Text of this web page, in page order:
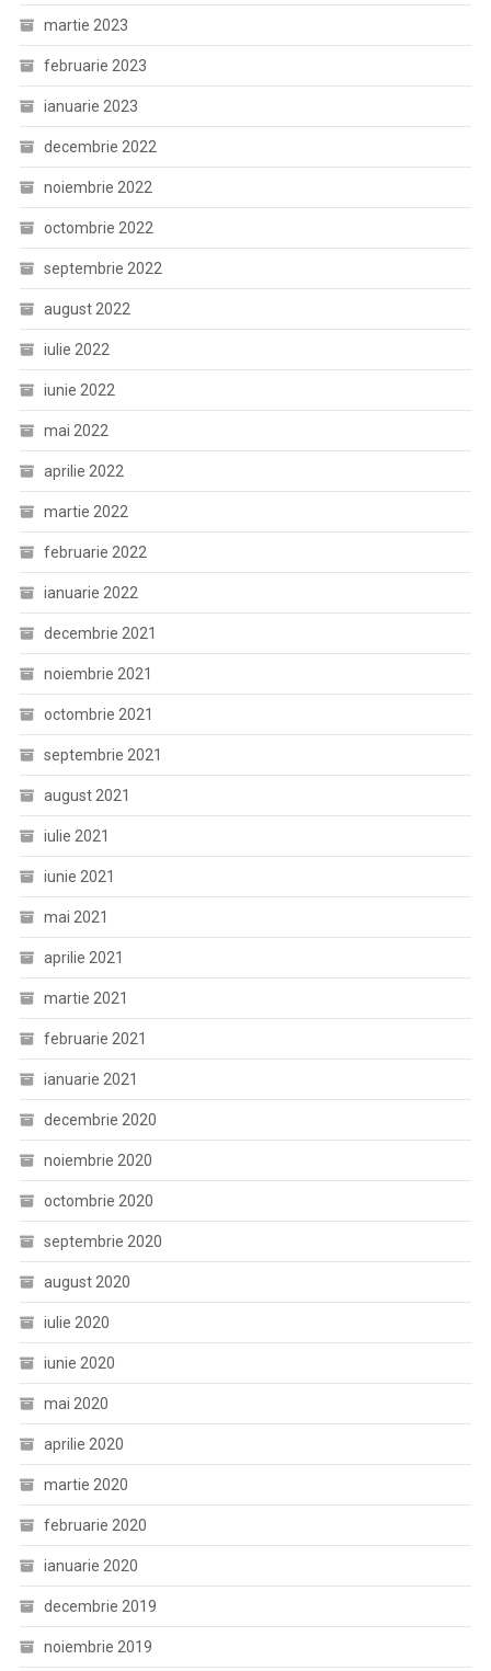
martie 2023
februarie 2023
ianuarie 2023
decembrie 2022
noiembrie 2022
octombrie 2022
septembrie 2022
august 2022
iulie 2022
iunie 2022
mai 2022
aprilie 2022
martie 2022
februarie 2022
ianuarie 2022
decembrie 2021
noiembrie 2021
octombrie 2021
septembrie 2021
august 2021
iulie 2021
iunie 2021
mai 2021
aprilie 2021
martie 2021
februarie 2021
ianuarie 2021
decembrie 2020
noiembrie 2020
octombrie 2020
septembrie 2020
august 2020
iulie 2020
iunie 2020
mai 2020
aprilie 2020
martie 2020
februarie 2020
ianuarie 2020
decembrie 2019
noiembrie 2019